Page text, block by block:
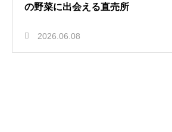
の野菜に出会える直売所
2026.06.08